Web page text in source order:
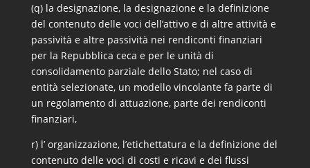
(q) la designazione, la designazione e la definizione
del contenuto delle voci dell’attivo e di altre attività e
passività e altre passività nei rendiconti finanziari
per la Repubblica ceca e per le unità di
consolidamento parziale dello Stato; nel caso di
entità selezionate, un modello vincolante fa parte di
un regolamento di attuazione, parte dei rendiconti
finanziari,
r) l’ organizzazione, l’etichettatura e la definizione del
contenuto delle voci di costi e ricavi e dei flussi